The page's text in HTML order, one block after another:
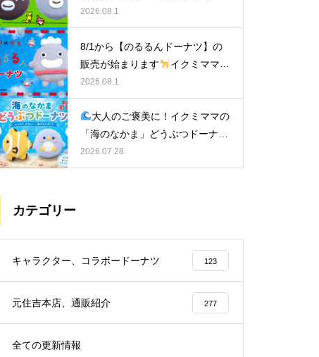
売）
イクミママのどうぶつドー
ナツ
2026.08.1
8/1から【のるるんドーナツ】の
販売が始まります
イクミママの
どうぶつドーナツ
2026.08.1
大人のご褒美に！イクミママの
「海のなかま」どうぶつドーナツ
が元住吉に登場
2026.07.28
カテゴリー
キャラクター、コラボードーナツ 123
元住吉本店、通販紹介 277
全ての更新情報